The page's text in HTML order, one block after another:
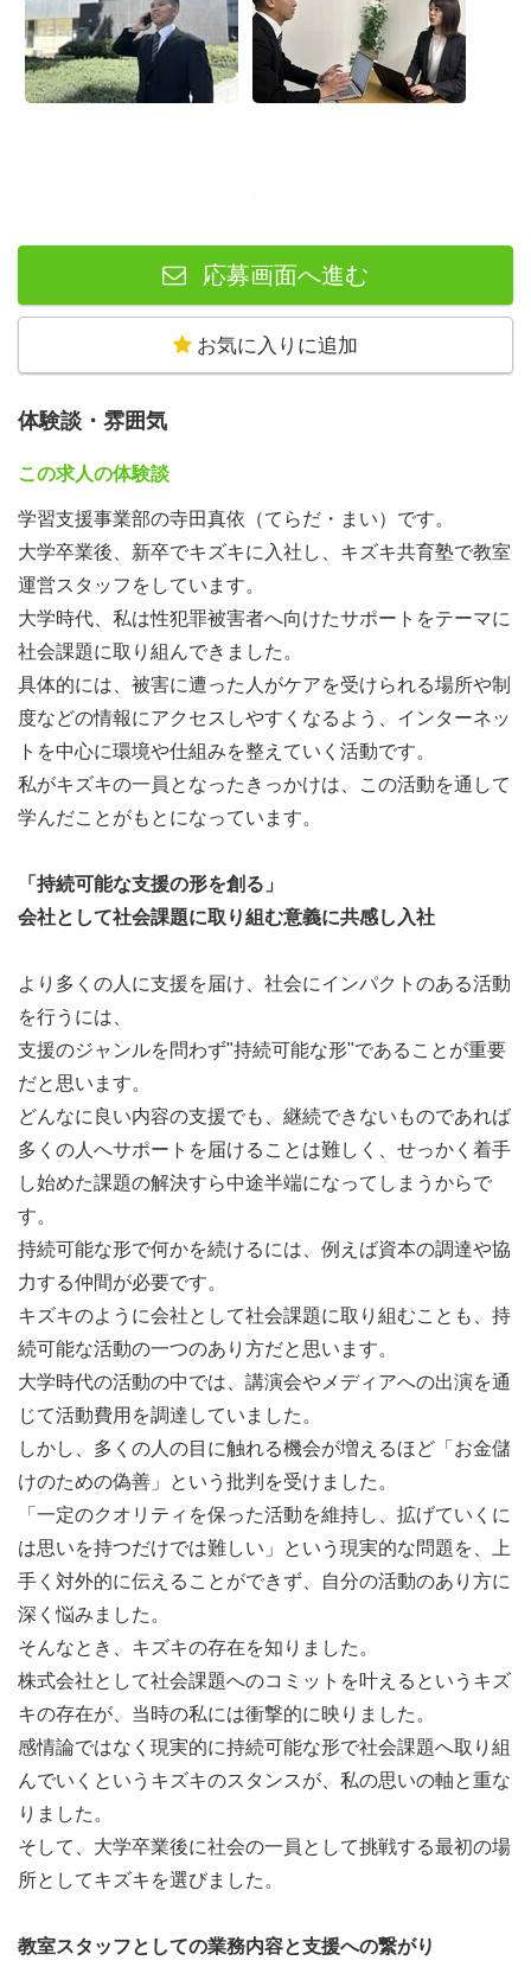
海に2校舎（名古屋・安城）、福岡に1校舎（天神）を構
え、約800名の生徒さんの支援を行っています。
量持って取り組むことが可能です！
①校舎マネジメント
生徒がキズキ共育塾に通いたくなるような環境づくり
長が生徒の個別状況・個性・特性にあわせたコミュニケー
ションと信頼関係づくりを徹底したことで、生徒数が3か
また、キズキ共育塾のメンバーは、一人ひとりが「数字
達成」にこだわりを持って取り組んでいます。ここでいう
「数字の達成」というのは「どれだけ多くの生徒を支援で
きたか」「どれだけ満足してもらえたか」を示すもので、
これはキズキが掲げる「何度でもやり直せる社会」という
ビジョンに直接つながる大切な指標です。キズキを選んで
くださった生徒さんの期待に応えるため、そして社会を変
えるために、メンバー全員が使命感を持って日々働いてい
ます。
入塾面談は、生徒さんが「ここなら頑張れるかもしれな
支援場面です。生徒一人ひとりの状況に合った解決方法を
提案し、キズキ共育塾でどう歩んでいけるかの道筋を示し
ます。入塾後は、定期面談を通じて生徒の目標や悩みに寄
り添いながら、目標達成や自己実現に向けた継続的なサポ
ートを行っています。
③事業部内プロジェクト
事業部の成長を目指し、社歴・経験に関係なくプロモー
ション施策の立案実行や季節講習・新たなサービスの企画
等にも挑戦いただけます。
■入社後の流れ
入社後の最初の1週間は、関東本部で全社共通の研修を
行います。 （交通費や宿泊費は全額支給） その後、配属
先でさらに約1週間の研修を実施します。また、毎朝の朝
礼や生徒支援に関するミーティングがあり、チーム全体で
校舎運営や生徒に向き合っています。事業理念を共有する
ための全体会議も定期的に行われています。
各校舎は、エリアマネージャー1名（複数校舎を担
当）、スクールディレクター1名、パートスタッフ1名、講
師30～40名で構成されています。
■キャリアパス
多彩なキャリアの選択肢があり、様々な角度からの支援と
長期的なキャリア形成が両立できます。
・スクールマネージャー…スクール全体のマネジメントを
担う
担う
応募画面へ進む
お気に入りに追加
体験談・雰囲気
この求人の体験談
学習支援事業部の寺田真依（てらだ・まい）です。
大学卒業後、新卒でキズキに入社し、キズキ共育塾で教室
運営スタッフをしています。
大学時代、私は性犯罪被害者へ向けたサポートをテーマに
社会課題に取り組んできました。
具体的には、被害に遭った人がケアを受けられる場所や制
度などの情報にアクセスしやすくなるよう、インターネッ
トを中心に環境や仕組みを整えていく活動です。
私がキズキの一員となったきっかけは、この活動を通して
学んだことがもとになっています。
「持続可能な支援の形を創る」
会社として社会課題に取り組む意義に共感し入社
より多くの人に支援を届け、社会にインパクトのある活動
を行うには、
支援のジャンルを問わず"持続可能な形"であることが重要
だと思います。
どんなに良い内容の支援でも、継続できないものであれば
多くの人へサポートを届けることは難しく、せっかく着手
し始めた課題の解決すら中途半端になってしまうからで
す。
持続可能な形で何かを続けるには、例えば資本の調達や協
力する仲間が必要です。
キズキのように会社として社会課題に取り組むことも、持
続可能な活動の一つのあり方だと思います。
大学時代の活動の中では、講演会やメディアへの出演を通
じて活動費用を調達していました。
しかし、多くの人の目に触れる機会が増えるほど「お金儲
けのための偽善」という批判を受けました。
「一定のクオリティを保った活動を維持し、拡げていくに
は思いを持つだけでは難しい」という現実的な問題を、上
手く対外的に伝えることができず、自分の活動のあり方に
深く悩みました。
そんなとき、キズキの存在を知りました。
株式会社として社会課題へのコミットを叶えるというキズ
キの存在が、当時の私には衝撃的に映りました。
感情論ではなく現実的に持続可能な形で社会課題へ取り組
んでいくというキズキのスタンスが、私の思いの軸と重な
りました。
そして、大学卒業後に社会の一員として挑戦する最初の場
所としてキズキを選びました。
教室スタッフとしての業務内容と支援への繋がり